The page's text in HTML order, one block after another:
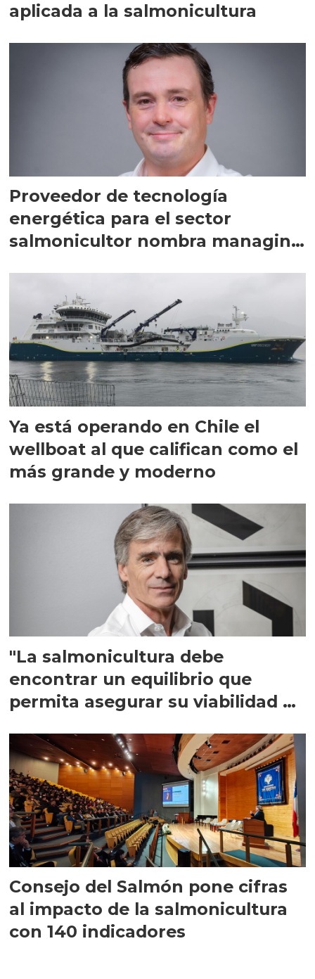
aplicada a la salmonicultura
Proveedor de tecnología
energética para el sector
salmonicultor nombra managing
Ya está operando en Chile el
wellboat al que califican como el
más grande y moderno
"La salmonicultura debe
encontrar un equilibrio que
permita asegurar su viabilidad de
Consejo del Salmón pone cifras
al impacto de la salmonicultura
con 140 indicadores